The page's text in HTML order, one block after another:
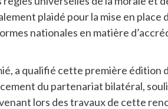
plaidé pour la mise en place
nationales en matière
a qualifié cette première édition
du partenariat bilatéral,
lors des travaux de cette